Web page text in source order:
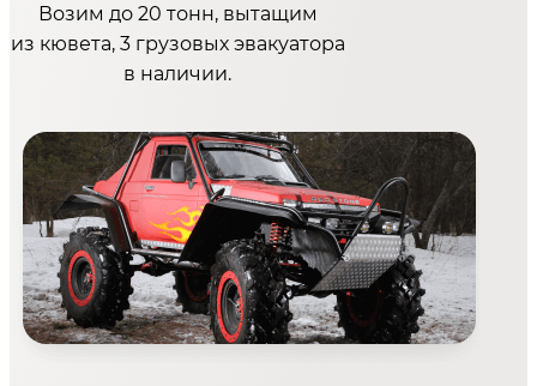
Возим до 20 тонн, вытащим
из кювета, 3 грузовых эвакуатора
в наличии.